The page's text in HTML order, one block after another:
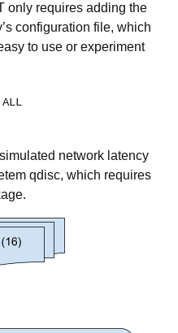
only requires adding the
configuration file, which
to use or experiment
network latency
qdisc, which requires